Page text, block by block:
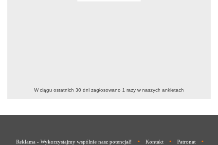
W ciągu ostatnich 30 dni zagłosowano 1 razy w naszych ankietach
Reklama - Wykorzystajmy wspólnie nasz potencjał! • Kontakt • Patronat •